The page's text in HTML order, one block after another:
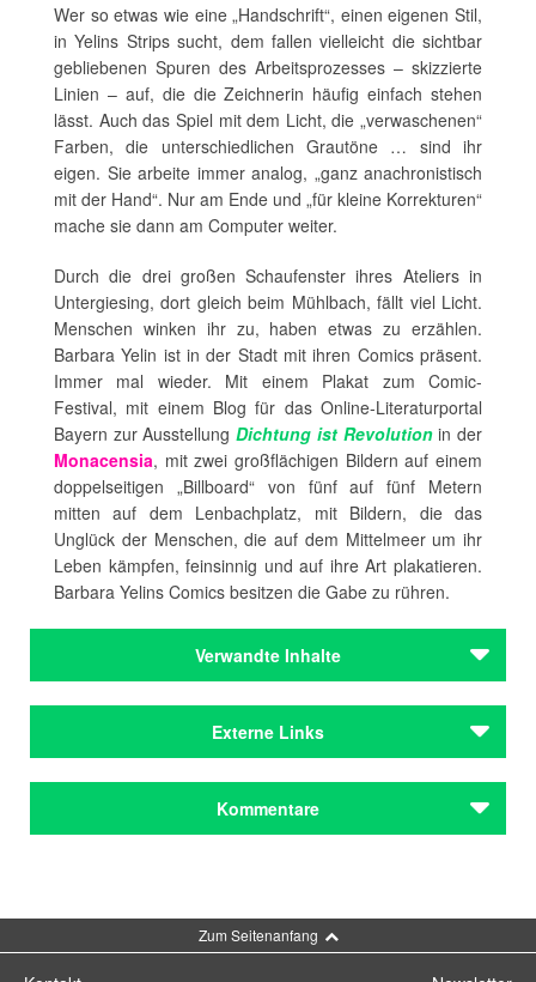
Wer so etwas wie eine „Handschrift“, einen eigenen Stil,
in Yelins Strips sucht, dem fallen vielleicht die sichtbar
gebliebenen Spuren des Arbeitsprozesses – skizzierte
Linien – auf, die die Zeichnerin häufig einfach stehen
lässt. Auch das Spiel mit dem Licht, die „verwaschenen“
Farben, die unterschiedlichen Grautöne … sind ihr
eigen. Sie arbeite immer analog, „ganz anachronistisch
mit der Hand“. Nur am Ende und „für kleine Korrekturen“
mache sie dann am Computer weiter.
Durch die drei großen Schaufenster ihres Ateliers in
Untergiesing, dort gleich beim Mühlbach, fällt viel Licht.
Menschen winken ihr zu, haben etwas zu erzählen.
Barbara Yelin ist in der Stadt mit ihren Comics präsent.
Immer mal wieder. Mit einem Plakat zum Comic-
Festival, mit einem Blog für das Online-Literaturportal
Bayern zur AusstellungDichtung ist Revolutionin der
Monacensia, mit zwei großflächigen Bildern auf einem
doppelseitigen „Billboard“ von fünf auf fünf Metern
mitten auf dem Lenbachplatz, mit Bildern, die das
Unglück der Menschen, die auf dem Mittelmeer um ihr
Leben kämpfen, feinsinnig und auf ihre Art plakatieren.
Barbara Yelins Comics besitzen die Gabe zu rühren.
Verwandte Inhalte
Yelin, Barbara
Diehl, Katrin
Bayerische Kunstförderpreise in der Sparte
Literatur
Externe Links
LiteraturSeiten München(wo dieser Artikel zuerst
Kommentare
Zum Seitenanfang